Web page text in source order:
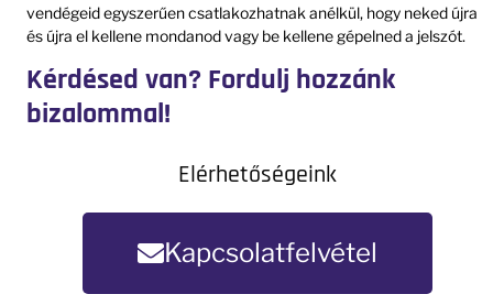
vendégeid egyszerűen csatlakozhatnak anélkül, hogy neked újra
és újra el kellene mondanod vagy be kellene gépelned a jelszót.
Kérdésed van? Fordulj hozzánk
bizalommal!
Elérhetőségeink
Kapcsolatfelvétel